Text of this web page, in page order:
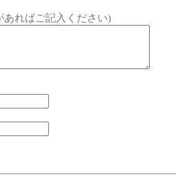
あればご記入ください)